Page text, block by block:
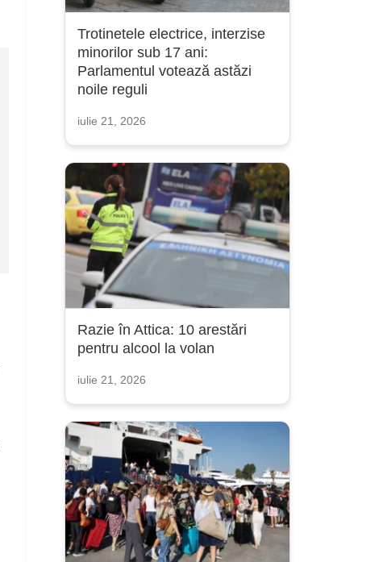
Trotinetele electrice, interzise
minorilor sub 17 ani:
Parlamentul votează astăzi
noile reguli
iulie 21, 2026
Razie în Attica: 10 arestări
pentru alcool la volan
iulie 21, 2026